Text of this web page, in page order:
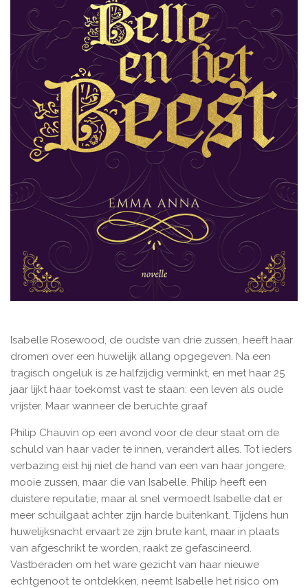
Isabelle Rosewood, de oudste van drie zussen, heeft haar
dromen over een huwelijk allang opgegeven. Na een
tragisch ongeluk is ze halfzijdig verminkt, en met haar 25
jaar lijkt haar toekomst vast te staan: een leven als oude
vrijster. Maar wanneer de beruchte graaf
Philip Chauvin op een avond voor de deur staat om de
schuld van haar vader te innen, verandert alles. Tot ieders
verbazing eist hij niet de hand van een van haar jongere,
mooie zussen, maar die van Isabelle. Philip heeft een
duistere reputatie, maar al snel vermoedt Isabelle dat er
meer schuilgaat achter zijn harde buitenkant. Tijdens hun
huwelijksnacht ervaart ze zijn brute kant, maar in plaats
van afgeschrikt te worden, raakt ze gefascineerd.
Vastberaden om het ware gezicht van haar nieuwe
echtgenoot te ontdekken, neemt Isabelle het risico om